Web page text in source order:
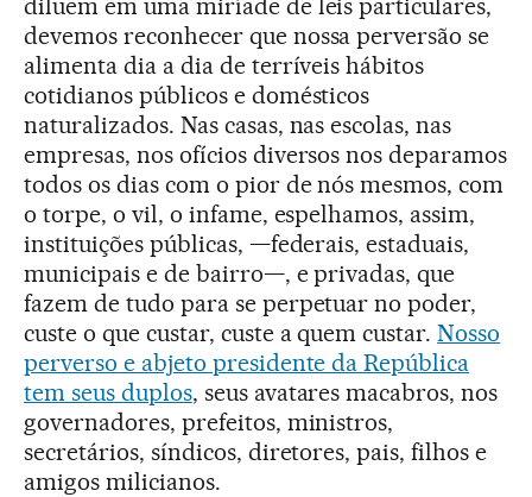
devemos reconhecer que nossa perversão se
alimenta dia a dia de terríveis hábitos
cotidianos públicos e domésticos
naturalizados. Nas casas, nas escolas, nas
empresas, nos ofícios diversos nos deparamos
todos os dias com o pior de nós mesmos, com
o torpe, o vil, o infame, espelhamos, assim,
instituições públicas, —federais, estaduais,
municipais e de bairro—, e privadas, que
fazem de tudo para se perpetuar no poder,
custe o que custar, custe a quem custar.Nosso
perverso e abjeto presidente da República
tem seus duplos, seus avatares macabros, nos
governadores, prefeitos, ministros,
secretários, síndicos, diretores, pais, filhos e
amigos milicianos.